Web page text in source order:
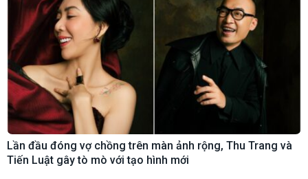
Lần đầu đóng vợ chồng trên màn ảnh rộng, Thu Trang và
Tiến Luật gây tò mò với tạo hình mới